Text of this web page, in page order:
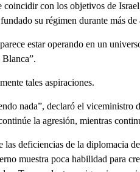
coincidir con los objetivos de
su régimen durante más
estar operando en un
tales aspiraciones.
nada”, declaró el
la agresión, mientras
las deficiencias de la diplomacia
muestra poca habilidad para